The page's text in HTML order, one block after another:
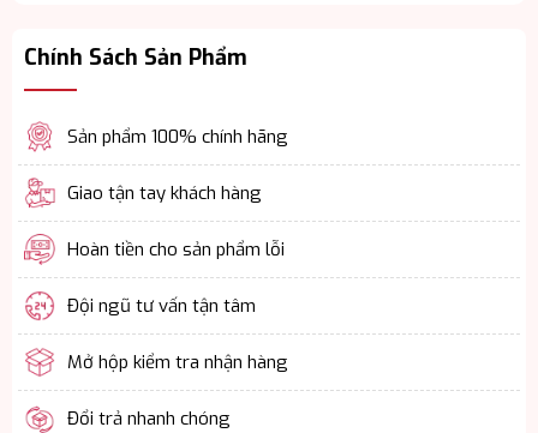
Chính Sách Sản Phẩm
Sản phẩm 100% chính hãng
Giao tận tay khách hàng
Hoàn tiền cho sản phẩm lỗi
Đội ngũ tư vấn tận tâm
Mở hộp kiểm tra nhận hàng
Đổi trả nhanh chóng